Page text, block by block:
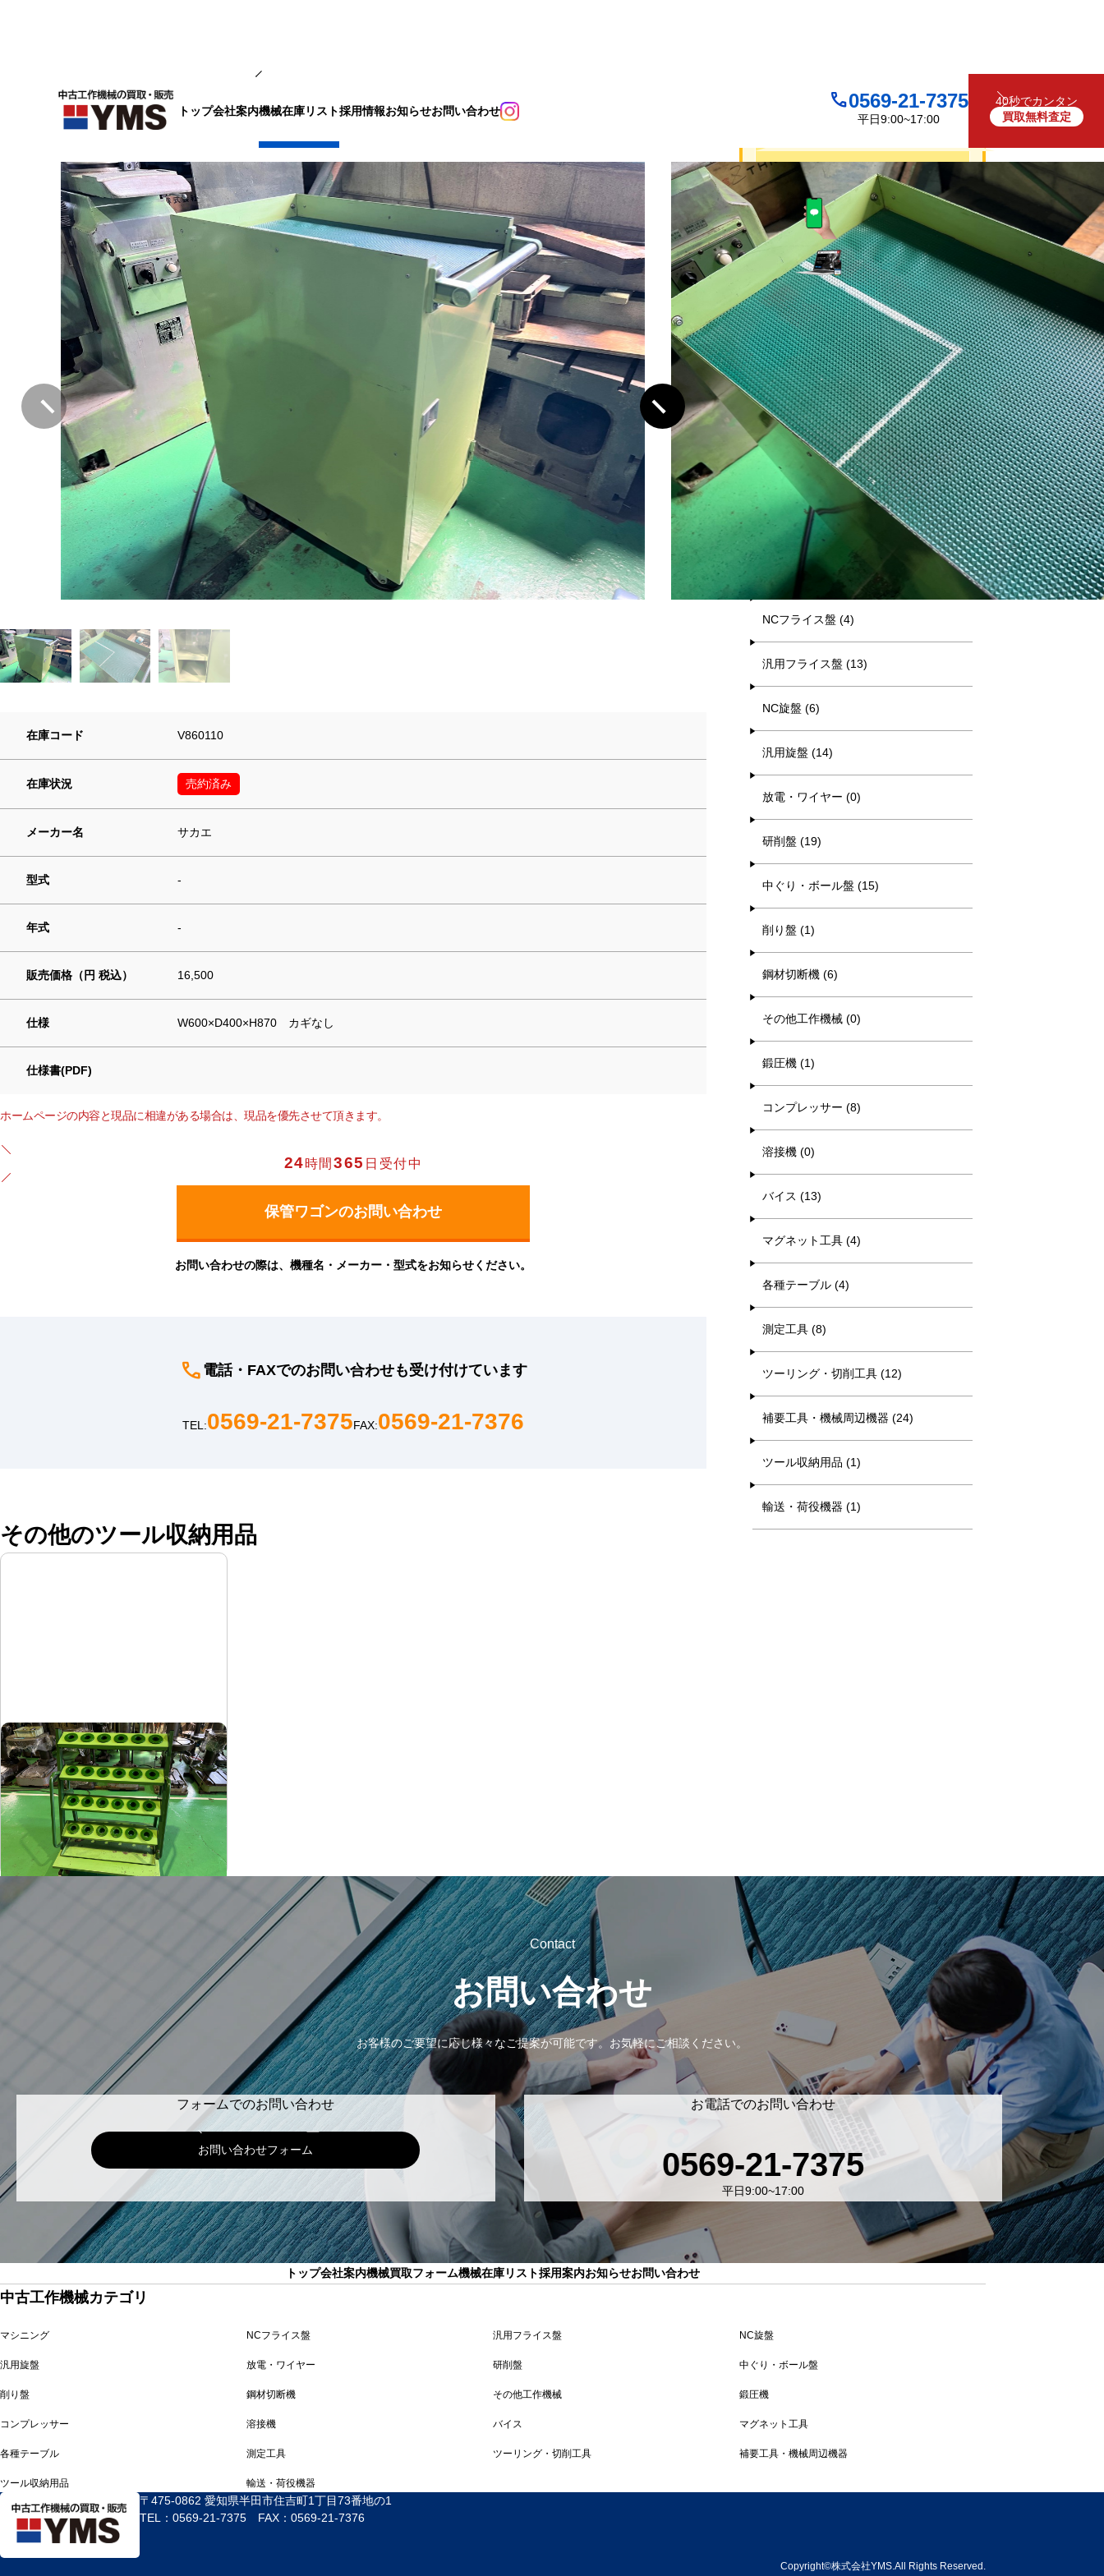
トップ会社案内機械在庫リスト採用情報お知らせお問い合わせ 0569-21-7375
平日9:00~17:00
40秒でカンタン
買取無料査定
保管ワゴン
在庫コード V860110
在庫状況 売約済み
メーカー名 サカエ
型式 -
年式 -
販売価格（円 税込） 16,500
仕様 W600×D400×H870 カギなし
仕様書(PDF)
ホームページの内容と現品に相違がある場合は、現品を優先させて頂きます。
24時間365 日受付中
お問い合わせの際は、機種名・メーカー・型式をお知らせください。
電話・FAXでのお問い合わせも受け付けています
TEL:0569-21-7375FAX:0569-21-7376
その他のツール収納用品
ツーリングワゴン
メーカー サカエ
形 式-
式-
買取について
お見積り・査定は 無料
LINEで査定 （友だち追加）
買取フォームで査定
お電話でも受け付けております
0569-21-7375
平日9:00~17:00
キーワード検索
カテゴリー一覧
マシニング (8)
NCフライス盤 (4)
汎用フライス盤 (13)
NC旋盤 (6)
汎用旋盤 (14)
放電・ワイヤー (0)
研削盤 (19)
中ぐり・ボール盤 (15)
削り盤 (1)
鋼材切断機 (6)
その他工作機械 (0)
鍛圧機 (1)
コンプレッサー (8)
溶接機 (0)
バイス (13)
マグネット工具 (4)
各種テーブル (4)
測定工具 (8)
ツーリング・切削工具 (12)
補要工具・機械周辺機器 (24)
ツール収納用品 (1)
輸送・荷役機器 (1)
Contact
お問い合わせ
お客様のご要望に応じ様々なご提案が可能です。 お気軽にご相談ください。
フォームでのお問い合わせ
お問い合わせフォーム
お電話でのお問い合わせ
0569-21-7375
平日9:00~17:00
トップ会社案内機械買取フォーム機械在庫リスト採用案内お知らせお問い合わせ
中古工作機械カテゴリ
マシニング NCフライス盤 汎用フライス盤 NC旋盤
汎用旋盤 放電・ワイヤー 研削盤 中ぐり・ボール盤
削り盤 鋼材切断機 その他工作機械 鍛圧機
コンプレッサー 溶接機 バイス マグネット工具
各種テーブル 測定工具 ツーリング・切削工具 補要工具・機械周辺機器
ツール収納用品 輸送・荷役機器
〒475-0862 愛知県半田市住吉町1丁目73番地の1
TEL：0569-21-7375 FAX：0569-21-7376
Copyright©株式会社YMS.All Rights Reserved.